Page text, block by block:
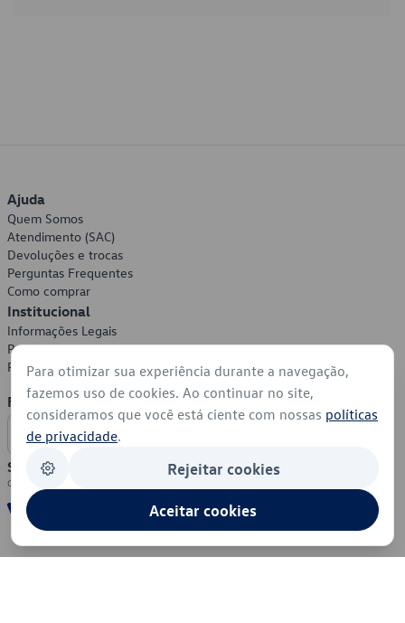
Ajuda
Quem Somos
Atendimento (SAC)
Devoluções e trocas
Perguntas Frequentes
Como comprar
Institucional
Informações Legais
Política de Privacidade
Política de Cookies
Formas de Pagamento
Segurança
Para otimizar sua experiência durante a navegação,
fazemos uso de cookies. Ao continuar no site,
consideramos que você está ciente com nossas políticas
de privacidade.
Rejeitar cookies
Aceitar cookies